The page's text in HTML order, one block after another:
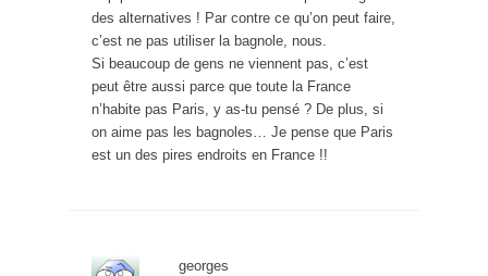
des alternatives ! Par contre ce qu’on peut faire,
c’est ne pas utiliser la bagnole, nous.
Si beaucoup de gens ne viennent pas, c’est
peut être aussi parce que toute la France
n’habite pas Paris, y as-tu pensé ? De plus, si
on aime pas les bagnoles… Je pense que Paris
est un des pires endroits en France !!
georges